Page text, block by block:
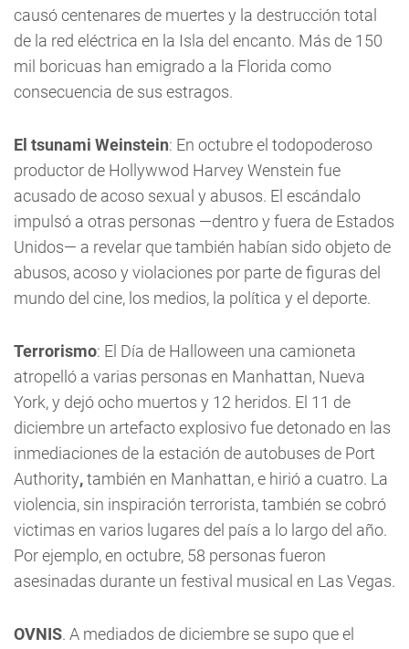
causó centenares de muertes y la destrucción total
de la red eléctrica en la Isla del encanto. Más de 150
mil boricuas han emigrado a la Florida como
consecuencia de sus estragos.
El tsunami Weinstein: En octubre el todopoderoso
productor de Hollywwod Harvey Wenstein fue
acusado de acoso sexual y abusos. El escándalo
impulsó a otras personas —dentro y fuera de Estados
Unidos— a revelar que también habían sido objeto de
abusos, acoso y violaciones por parte de figuras del
mundo del cine, los medios, la política y el deporte.
Terrorismo: El Día de Halloween una camioneta
atropelló a varias personas en Manhattan, Nueva
York, y dejó ocho muertos y 12 heridos. El 11 de
diciembre un artefacto explosivo fue detonado en las
inmediaciones de la estación de autobuses de Port
Authority,también en Manhattan, e hirió a cuatro. La
violencia, sin inspiración terrorista, también se cobró
victimas en varios lugares del país a lo largo del año.
Por ejemplo, en octubre, 58 personas fueron
asesinadas durante un festival musical en Las Vegas.
OVNIS. A mediados de diciembre se supo que el